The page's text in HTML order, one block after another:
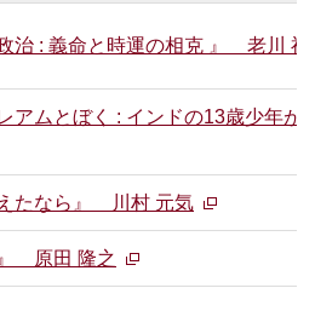
治 : 義命と時運の相克 』 老川 祥
アムとぼく : インドの13歳少年
えたなら』 川村 元気
』 原田 隆之